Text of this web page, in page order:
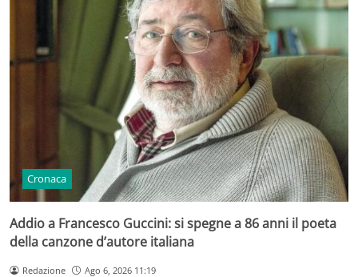
Cronaca
Addio a Francesco Guccini: si spegne a 86 anni il poeta
della canzone d’autore italiana
Redazione Ago 6, 2026 11:19